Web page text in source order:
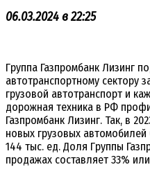
06.03.2024 в 22:25
Группа Газпромбанк Лизинг
автотранспортному сектору
грузовой автотранспорт и
дорожная техника в РФ
Газпромбанк Лизинг. Так, в
новых грузовых
144 тыс. ед. Доля Группы
продажах составляет 33%